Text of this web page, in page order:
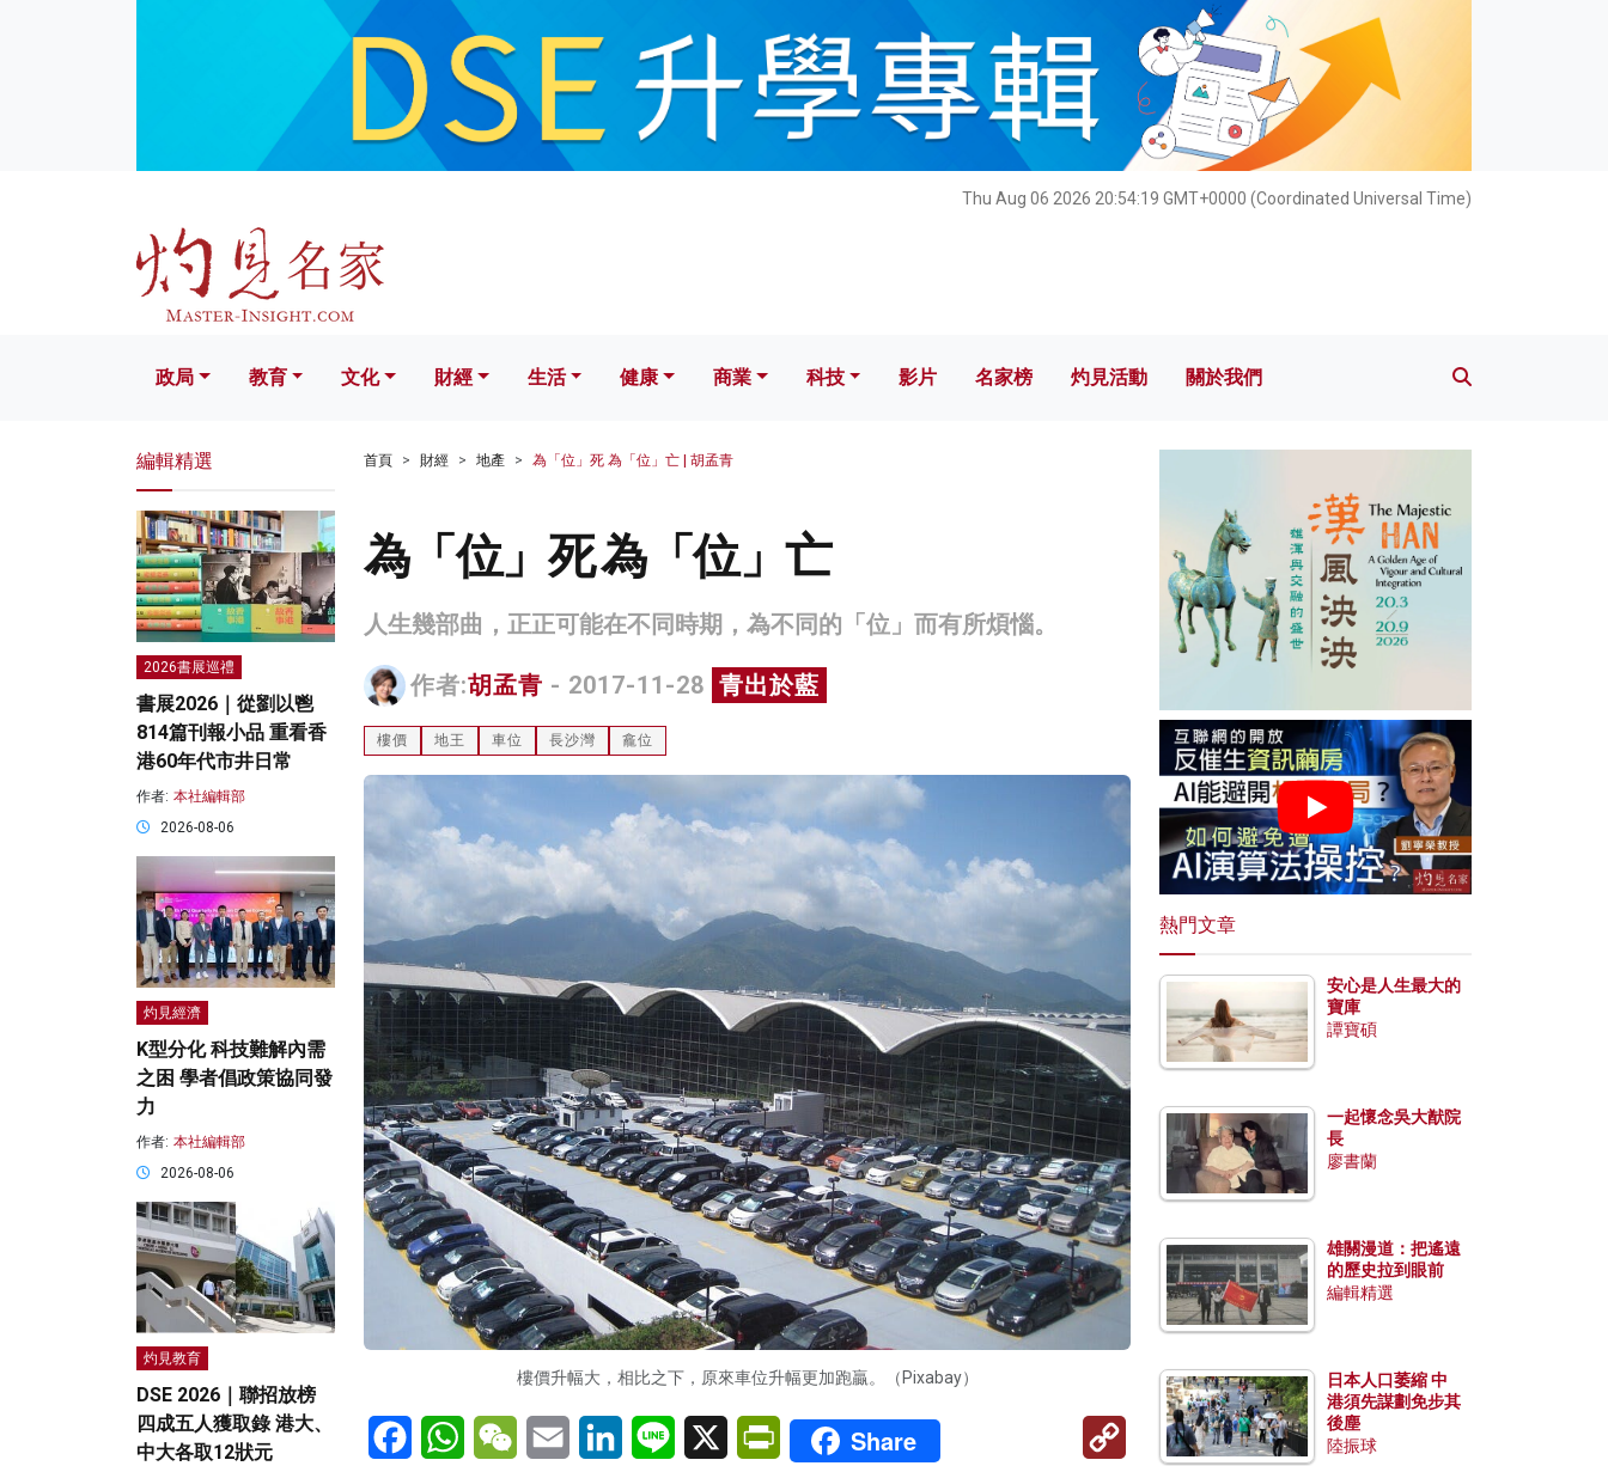
Thu Aug 06 2026 20:54:21 GMT+0000 (Coordinated Universal Time)
文化 財經 生活 健康 科技 影片 名家榜 灼見活動 關於我們
政局 教育 文化 財經 生活 健康 商業 科技 影片 名家榜 灼見活動 關於我們
首頁 財經 地產 為「位」死 為「位」亡 | 胡孟青
為「位」死 為「位」亡
人生幾部曲，正正可能在不同時期，為不同的「位」而有所煩惱。
作者:胡孟青 - 2017-11-28 青出於藍
樓價 地王 車位 長沙灣 龕位
樓價升幅大，相比之下，原來車位升幅更加跑贏。（Pixabay）
FacebookWhatsAppWeChatEmail LinkedInLine X PrintFriendly
Share
Copy
編輯精選
2026書展巡禮
書展2026｜從劉以鬯
814篇刊報小品 重看香
港60年代市井日常
作者: 本社編輯部
2026-08-06
灼見經濟
K型分化 科技難解內需
之困 學者倡政策協同發
力
作者: 本社編輯部
2026-08-06
灼見教育
DSE 2026｜聯招放榜
四成五人獲取錄 港大、
中大各取12狀元
熱門文章
安心是人生最大的
寶庫
譚寶碩
一起懷念吳大猷院
長
廖書蘭
雄關漫道：把遙遠
的歷史拉到眼前
編輯精選
日本人口萎縮 中
港須先謀劃免步其
後塵
陸振球